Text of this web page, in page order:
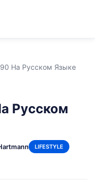
На Русском Языке
Русском
LIFESTYLE